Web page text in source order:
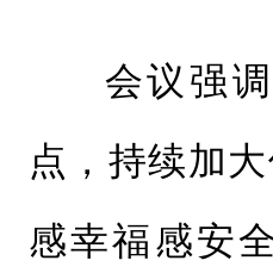
会议强
点，持续加
感幸福感安